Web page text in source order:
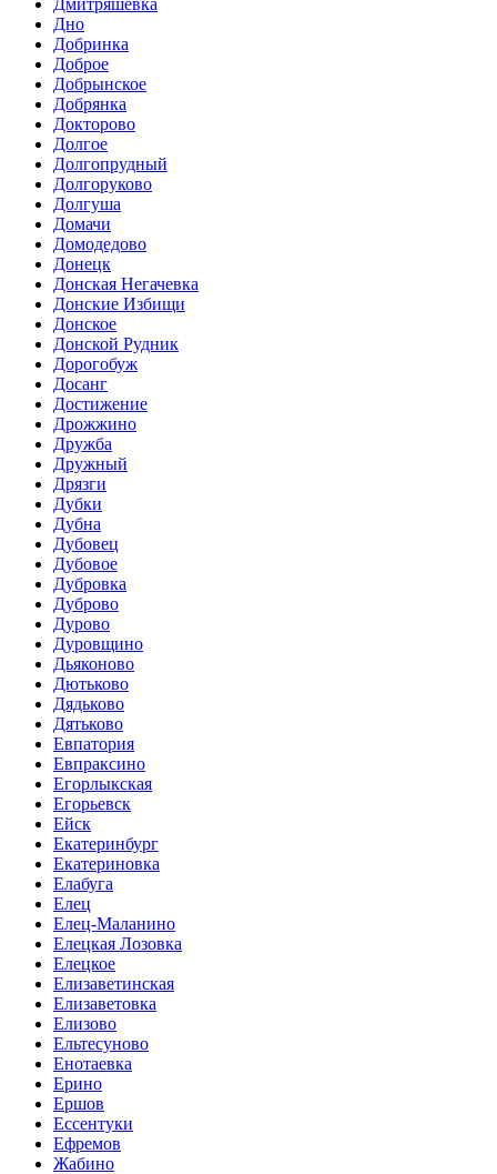
Дно
Добринка
Доброе
Добрынское
Добрянка
Докторово
Долгое
Долгопрудный
Долгоруково
Долгуша
Домачи
Домодедово
Донецк
Донская Негачевка
Донские Избищи
Донское
Донской Рудник
Дорогобуж
Досанг
Достижение
Дрожжино
Дружба
Дружный
Дрязги
Дубки
Дубна
Дубовец
Дубовое
Дубровка
Дуброво
Дурово
Дуровщино
Дьяконово
Дютьково
Дядьково
Дятьково
Евпатория
Евпраксино
Егорлыкская
Егорьевск
Ейск
Екатеринбург
Екатериновка
Елабуга
Елец
Елец-Маланино
Елецкая Лозовка
Елецкое
Елизаветинская
Елизаветовка
Елизово
Ельтесуново
Енотаевка
Ерино
Ершов
Ессентуки
Ефремов
Жабино